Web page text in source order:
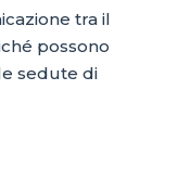
tra il
possono
sedute di